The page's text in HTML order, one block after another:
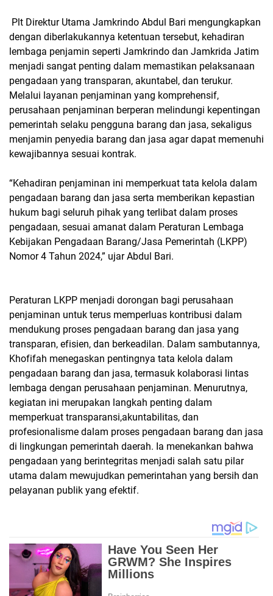
Plt Direktur Utama Jamkrindo Abdul Bari mengungkapkan
dengan diberlakukannya ketentuan tersebut, kehadiran
lembaga penjamin seperti Jamkrindo dan Jamkrida Jatim
menjadi sangat penting dalam memastikan pelaksanaan
pengadaan yang transparan, akuntabel, dan terukur.
Melalui layanan penjaminan yang komprehensif,
perusahaan penjaminan berperan melindungi kepentingan
pemerintah selaku pengguna barang dan jasa, sekaligus
menjamin penyedia barang dan jasa agar dapat memenuhi
kewajibannya sesuai kontrak.
“Kehadiran penjaminan ini memperkuat tata kelola dalam
pengadaan barang dan jasa serta memberikan kepastian
hukum bagi seluruh pihak yang terlibat dalam proses
pengadaan, sesuai amanat dalam Peraturan Lembaga
Kebijakan Pengadaan Barang/Jasa Pemerintah (LKPP)
Nomor 4 Tahun 2024,” ujar Abdul Bari.
Peraturan LKPP menjadi dorongan bagi perusahaan
penjaminan untuk terus memperluas kontribusi dalam
mendukung proses pengadaan barang dan jasa yang
transparan, efisien, dan berkeadilan. Dalam sambutannya,
Khofifah menegaskan pentingnya tata kelola dalam
pengadaan barang dan jasa, termasuk kolaborasi lintas
lembaga dengan perusahaan penjaminan. Menurutnya,
kegiatan ini merupakan langkah penting dalam
memperkuat transparansi,akuntabilitas, dan
profesionalisme dalam proses pengadaan barang dan jasa
di lingkungan pemerintah daerah. Ia menekankan bahwa
pengadaan yang berintegritas menjadi salah satu pilar
utama dalam mewujudkan pemerintahan yang bersih dan
pelayanan publik yang efektif.